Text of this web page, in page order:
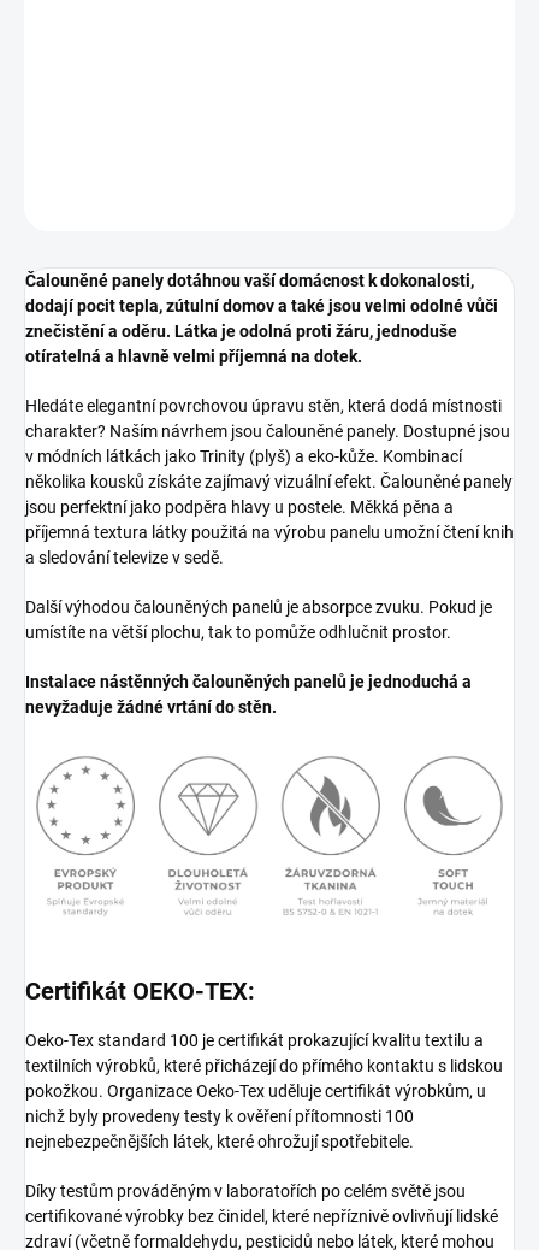
Čalouněné panely dotáhnou vaší domácnost k dokonalosti,
dodají pocit tepla, zútulní domov a také jsou velmi odolné vůči
znečistění a oděru. Látka je odolná proti žáru, jednoduše
otíratelná a hlavně velmi příjemná na dotek.
Hledáte elegantní povrchovou úpravu stěn, která dodá místnosti
charakter? Naším návrhem jsou čalouněné panely. Dostupné jsou
v módních látkách jako Trinity (plyš) a eko-kůže. Kombinací
několika kousků získáte zajímavý vizuální efekt. Čalouněné panely
jsou perfektní jako podpěra hlavy u postele. Měkká pěna a
příjemná textura látky použitá na výrobu panelu umožní čtení knih
a sledování televize v sedě.
Další výhodou čalouněných panelů je absorpce zvuku. Pokud je
umístíte na větší plochu, tak to pomůže odhlučnit prostor.
Instalace nástěnných čalouněných panelů je jednoduchá a
nevyžaduje žádné vrtání do stěn.
Certifikát OEKO-TEX:
Oeko-Tex standard 100 je certifikát prokazující kvalitu textilu a
textilních výrobků, které přicházejí do přímého kontaktu s lidskou
pokožkou. Organizace Oeko-Tex uděluje certifikát výrobkům, u
nichž byly provedeny testy k ověření přítomnosti 100
nejnebezpečnějších látek, které ohrožují spotřebitele.
Díky testům prováděným v laboratořích po celém světě jsou
certifikované výrobky bez činidel, které nepříznivě ovlivňují lidské
zdraví (včetně formaldehydu, pesticidů nebo látek, které mohou